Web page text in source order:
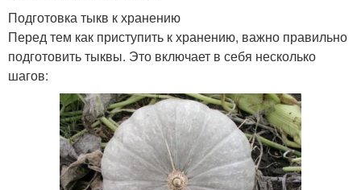
Подготовка тыкв к хранению
Перед тем как приступить к хранению, важно правильно
подготовить тыквы. Это включает в себя несколько
шагов: